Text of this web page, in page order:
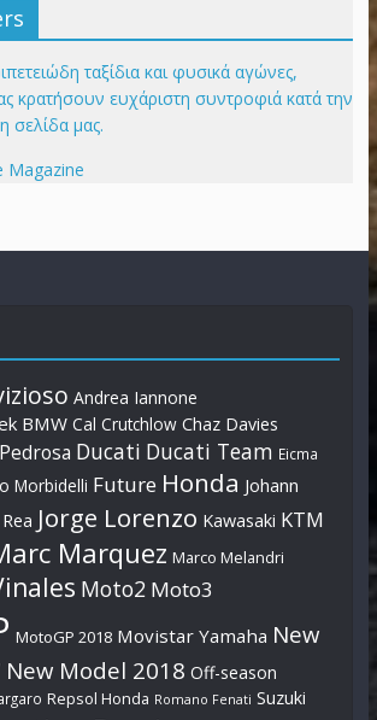
ταξίδια και φυσικά αγώνες,
κρατήσουν ευχάριστη συντροφιά κατά την
σελίδα μας.
Magazine
Andrea Iannone
BMW Cal Crutchlow Chaz Davies
Ducati Ducati Team Eicma
Morbidelli Future Honda Johann
Jorge Lorenzo Kawasaki KTM
Marquez Marco Melandri
Moto2 Moto3
MotoGP 2018 Movistar Yamaha New
New Model 2018 Off-season
Repsol Honda Romano Fenati Suzuki